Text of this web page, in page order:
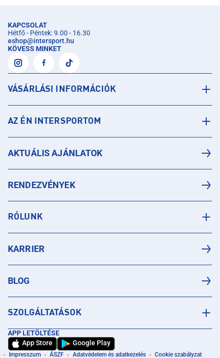
KAPCSOLAT
Hétfő - Péntek: 9.00 - 16.30
eshop@intersport.hu
KÖVESS MINKET
VÁSÁRLÁSI INFORMÁCIÓK
AZ ÉN INTERSPORTOM
AKTUÁLIS AJÁNLATOK
RENDEZVÉNYEK
RÓLUNK
KARRIER
BLOG
SZOLGÁLTATÁSOK
APP LETÖLTÉSE
App Store
Google Play
Impresszum ÁSZF Adatvédelem és adatkezelés Cookie szabályzat